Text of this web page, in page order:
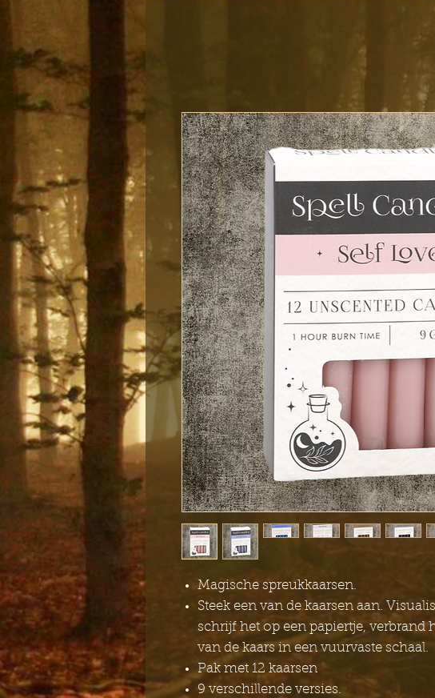
Magische spreukkaarsen.
Steek een van de kaarsen aan.
schrijf het op een papiertje, verbrand
van de kaars in een vuurvaste schaal.
Pak met 12 kaarsen
9 verschillende versies.